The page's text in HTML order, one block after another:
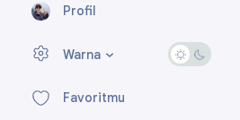
Tekno
Profil
Warna›
Favoritmu